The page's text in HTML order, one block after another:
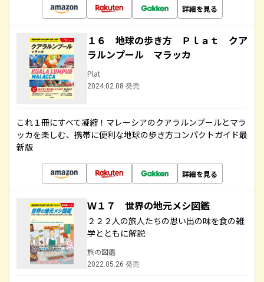
詳細を見る
１６ 地球の歩き方 Ｐｌａｔ クア
ラルンプール マラッカ
Plat
2024.02.08 発売
これ１冊にすべて凝縮！マレーシアのクアラルンプールとマラ
ッカを楽しむ、携帯に便利な地球の歩き方コンパクトガイド最
新版
詳細を見る
Ｗ１７ 世界の地元メシ図鑑
２２２人の旅人たちの思い出の味を食の雑
学とともに解説
旅の図鑑
2022.05.26 発売